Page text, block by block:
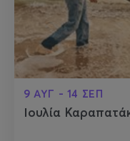
9 ΑΥΓ - 14 ΣΕΠ
Ιουλία